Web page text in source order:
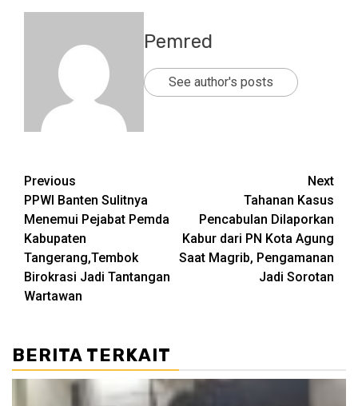
Pemred
See author's posts
Post
navigation
Previous
PPWI Banten Sulitnya
Menemui Pejabat Pemda
Kabupaten
Tangerang,Tembok
Birokrasi Jadi Tantangan
Wartawan
Next
Tahanan Kasus
Pencabulan Dilaporkan
Kabur dari PN Kota Agung
Saat Magrib, Pengamanan
Jadi Sorotan
BERITA TERKAIT